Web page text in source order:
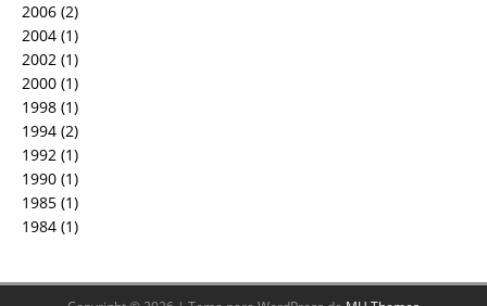
2006 (2)
2004 (1)
2002 (1)
2000 (1)
1998 (1)
1994 (2)
1992 (1)
1990 (1)
1985 (1)
1984 (1)